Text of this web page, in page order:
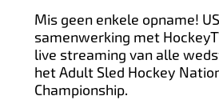
Mis geen enkele opname!
samenwerking met
live streaming van alle
het Adult Sled Hockey
Championship.